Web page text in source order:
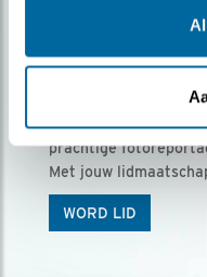
Ontvang 5 x
Vogels is het
prachtige
Met jouw
WORD LID